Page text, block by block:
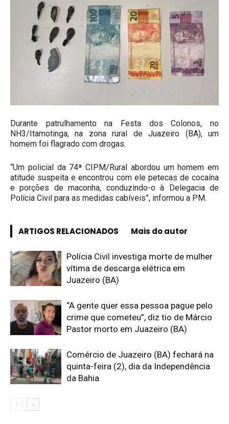
Durante patrulhamento na Festa dos Colonos, no
NH3/Itamotinga, na zona rural de Juazeiro (BA), um
homem foi flagrado com drogas.
“Um policial da 74ª CIPM/Rural abordou um homem em
atitude suspeita e encontrou com ele petecas de cocaína
e porções de maconha, conduzindo-o à Delegacia de
Polícia Civil para as medidas cabíveis”, informou a PM.
ARTIGOS RELACIONADOS Mais do autor
Polícia Civil investiga morte de mulher
vítima de descarga elétrica em
Juazeiro (BA)
“A gente quer essa pessoa pague pelo
crime que cometeu”, diz tio de Márcio
Pastor morto em Juazeiro (BA)
Comércio de Juazeiro (BA) fechará na
quinta-feira (2), dia da Independência
da Bahia